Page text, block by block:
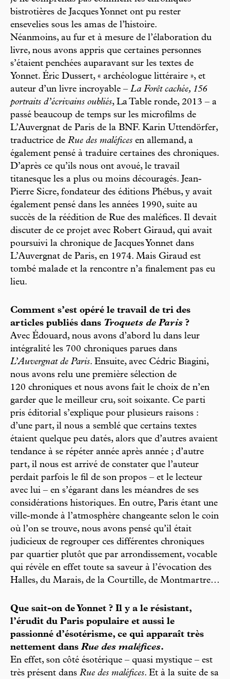
bistrotières de Jacques Yonnet ont pu rester
ensevelies sous les amas de l’histoire.
Néanmoins, au fur et à mesure de l’élaboration du
livre, nous avons appris que certaines personnes
s’étaient penchées auparavant sur les textes de
Yonnet. Éric Dussert, « archéologue littéraire », et
auteur d’un livre incroyable – La Forêt cachée, 156
portraits d’écrivains oubliés, La Table ronde, 2013 – a
passé beaucoup de temps sur les microfilms de
L’Auvergnat de Paris de la BNF. Karin Uttendörfer,
traductrice de Rue des maléfices en allemand, a
également pensé à traduire certaines des chroniques.
D’après ce qu’ils nous ont avoué, le travail
titanesque les a plus ou moins découragés. Jean-
Pierre Sicre, fondateur des éditions Phébus, y avait
également pensé dans les années 1990, suite au
succès de la réédition de Rue des maléfices. Il devait
discuter de ce projet avec Robert Giraud, qui avait
poursuivi la chronique de Jacques Yonnet dans
L’Auvergnat de Paris, en 1974. Mais Giraud est
tombé malade et la rencontre n’a finalement pas eu
lieu.
Comment s’est opéré le travail de tri des
articles publiés dans Troquets de Paris ?
Avec Édouard, nous avons d’abord lu dans leur
intégralité les 700 chroniques parues dans
L’Auvergnat de Paris. Ensuite, avec Cédric Biagini,
nous avons relu une première sélection de
120 chroniques et nous avons fait le choix de n’en
garder que le meilleur cru, soit soixante. Ce parti
pris éditorial s’explique pour plusieurs raisons :
d’une part, il nous a semblé que certains textes
étaient quelque peu datés, alors que d’autres avaient
tendance à se répéter année après année ; d’autre
part, il nous est arrivé de constater que l’auteur
perdait parfois le fil de son propos – et le lecteur
avec lui – en s’égarant dans les méandres de ses
considérations historiques. En outre, Paris étant une
ville-monde à l’atmosphère changeante selon le coin
où l’on se trouve, nous avons pensé qu’il était
judicieux de regrouper ces différentes chroniques
par quartier plutôt que par arrondissement, vocable
qui révèle en effet toute sa saveur à l’évocation des
Halles, du Marais, de la Courtille, de Montmartre…
Que sait-on de Yonnet ? Il y a le résistant,
l’érudit du Paris populaire et aussi le
passionné d’ésotérisme, ce qui apparaît très
nettement dans Rue des maléfices.
En effet, son côté ésotérique – quasi mystique – est
très présent dans Rue des maléfices. Et à la suite de sa